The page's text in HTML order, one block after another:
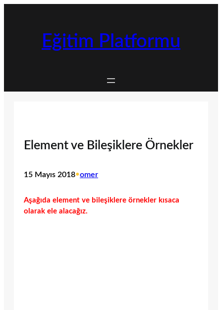
Eğitim Platformu
Element ve Bileşiklere Örnekler
15 Mayıs 2018•omer
Aşağıda element ve bileşiklere örnekler kısaca
olarak ele alacağız.